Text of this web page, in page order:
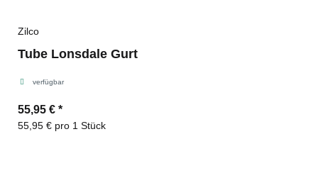
Zilco
Tube Lonsdale Gurt
verfügbar
55,95 € *
55,95 € pro 1 Stück